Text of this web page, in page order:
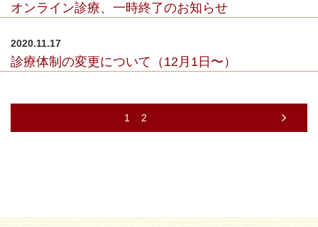
オンライン診療、一時終了のお知らせ
2020.11.17
診療体制の変更について（12月1日〜）
1 2